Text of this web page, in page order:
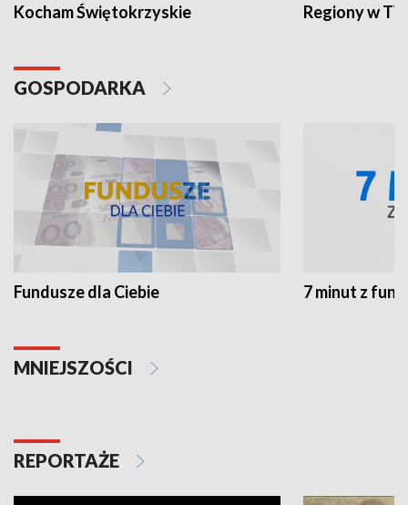
Kocham Świętokrzyskie Regiony w
GOSPODARKA
Fundusze dla Ciebie 7 minut z
MNIEJSZOŚCI
REPORTAŻE